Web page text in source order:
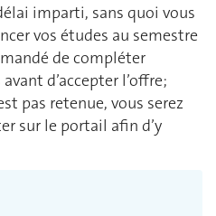
imparti, sans quoi vous
vos études au semestre
de compléter
d’accepter l’offre;
pas retenue, vous serez
sur le portail afin d’y